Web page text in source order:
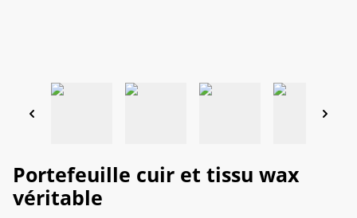
Portefeuille cuir et tissu wax
véritable